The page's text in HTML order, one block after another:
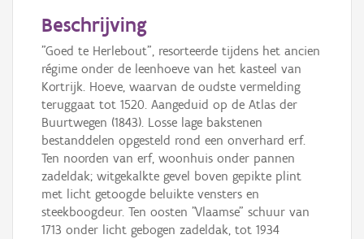
Beschrijving
"Goed te Herlebout", resorteerde tijdens het ancien
régime onder de leenhoeve van het kasteel van
Kortrijk. Hoeve, waarvan de oudste vermelding
teruggaat tot 1520. Aangeduid op de Atlas der
Buurtwegen (1843). Losse lage bakstenen
bestanddelen opgesteld rond een onverhard erf.
Ten noorden van erf, woonhuis onder pannen
zadeldak; witgekalkte gevel boven gepikte plint
met licht getoogde beluikte vensters en
steekboogdeur. Ten oosten "Vlaamse" schuur van
1713 onder licht gebogen zadeldak, tot 1934